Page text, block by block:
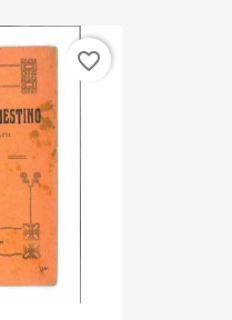
favorite_border